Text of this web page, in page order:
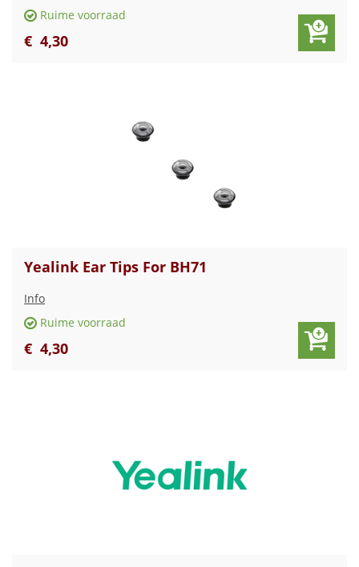
Ruime voorraad
€ 4,30
Yealink Ear Tips For BH71
Info
Ruime voorraad
€ 4,30